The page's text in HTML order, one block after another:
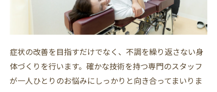
症状の改善を目指すだけでなく、不調を繰り返さない身
体づくりを行います。確かな技術を持つ専門のスタッフ
が一人ひとりのお悩みにしっかりと向き合ってまいりま